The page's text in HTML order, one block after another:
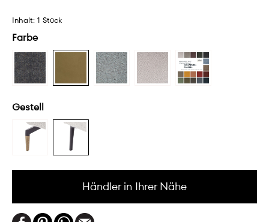
Inhalt: 1 Stück
Farbe
Gestell
Händler in Ihrer Nähe